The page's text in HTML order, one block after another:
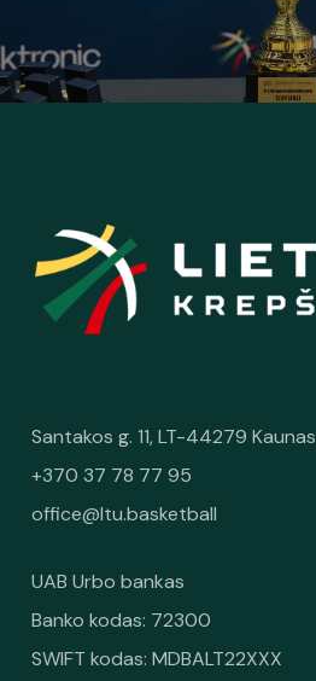
Santakos g. 11, LT-44279 Kaunas
+370 37 78 77 95
office@ltu.basketball
UAB Urbo bankas
Banko kodas: 72300
SWIFT kodas: MDBALT22XXX